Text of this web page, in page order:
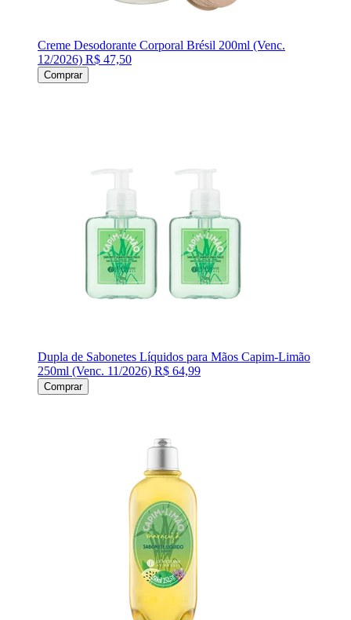
Creme Desodorante Corporal Brésil 200ml (Venc.
12/2026) R$ 47,50
Comprar
Dupla de Sabonetes Líquidos para Mãos Capim-Limão
250ml (Venc. 11/2026) R$ 64,99
Comprar